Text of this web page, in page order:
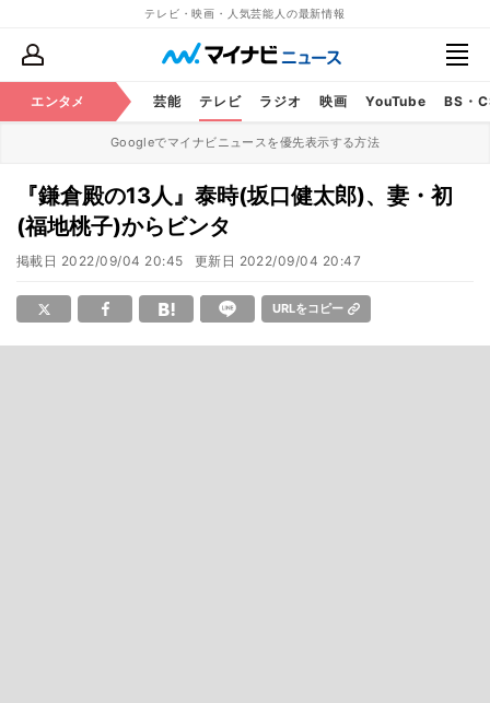
テレビ・映画・人気芸能人の最新情報
エンタメ 芸能 テレビ ラジオ 映画 YouTube BS・
Googleでマイナビニュースを優先表示する方法
『鎌倉殿の13人』泰時(坂口健太郎)、妻・初
(福地桃子)からビンタ
掲載日 2022/09/04 20:45 更新日 2022/09/04 20:47
URLをコピー